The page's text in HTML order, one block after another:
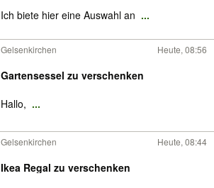
Ich biete hier eine Auswahl an ...
Gelsenkirchen Heute, 08:56
Gartensessel zu verschenken
Hallo, ...
Gelsenkirchen Heute, 08:44
Ikea Regal zu verschenken